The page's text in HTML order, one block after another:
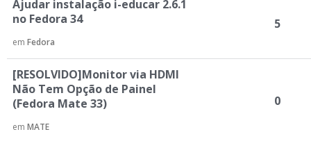
Ajudar instalação i-educar 2.6.1
no Fedora 34
em Fedora
5
[RESOLVIDO]Monitor via HDMI
Não Tem Opção de Painel
(Fedora Mate 33)
em MATE
0